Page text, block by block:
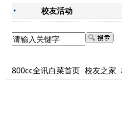
校友活动
800cc全讯白菜首页 校友之家